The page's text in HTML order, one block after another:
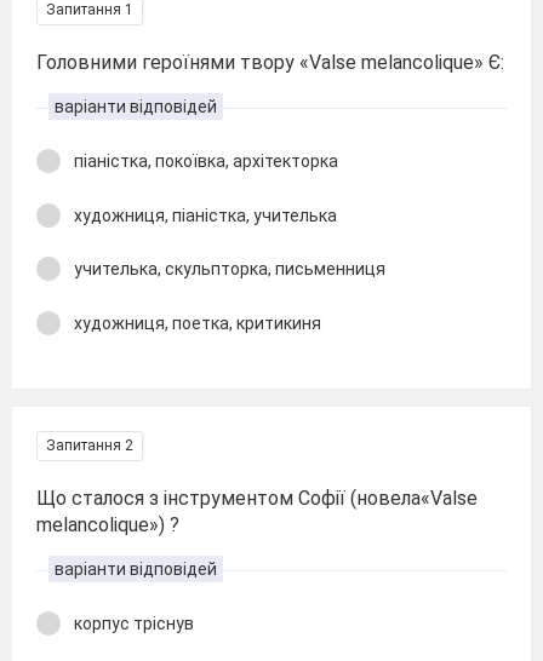
Запитання 1
Головними героїнями твору «Valse mеlancolique» Є:
варіанти відповідей
піаністка, покоївка, архітекторка
художниця, піаністка, учителька
учителька, скульпторка, письменниця
художниця, поетка, критикиня
Запитання 2
Що сталося з інструментом Софії (новела«Valse
mеlancolique») ?
варіанти відповідей
корпус тріснув